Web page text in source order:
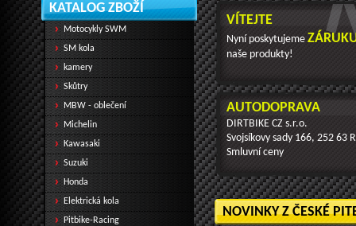
VÍTEJTE
Nyní poskytujeme
naše produkty!
AUTODOPRAVA
DIRTBIKE CZ s.r.o.
Svojsíkovy sady 166, 252 63
Smluvní ceny
NOVINKY Z ČESKÉ
KATALOG ZBOŽÍ
Motocykly SWM
SM kola
kamery
Skůtry
MBW - oblečení
Michelin
Kawasaki
Suzuki
Honda
Elektrická kola
Pitbike-Racing